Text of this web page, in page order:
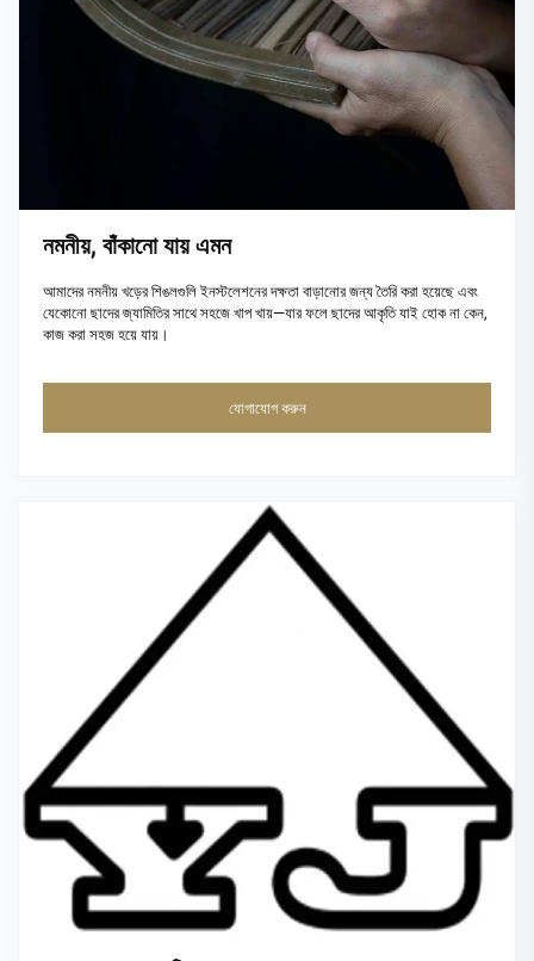
নমনীয়, বাঁকানো যায় এমন
আমাদের নমনীয় খড়ের শিঙলগুলি ইনস্টলেশনের দক্ষতা বাড়ানোর জন্য তৈরি করা হয়েছে এবং
যেকোনো ছাদের জ্যামিতির সাথে সহজে খাপ খায়—যার ফলে ছাদের আকৃতি যাই হোক না কেন,
কাজ করা সহজ হয়ে যায়।
যোগাযোগ করুন